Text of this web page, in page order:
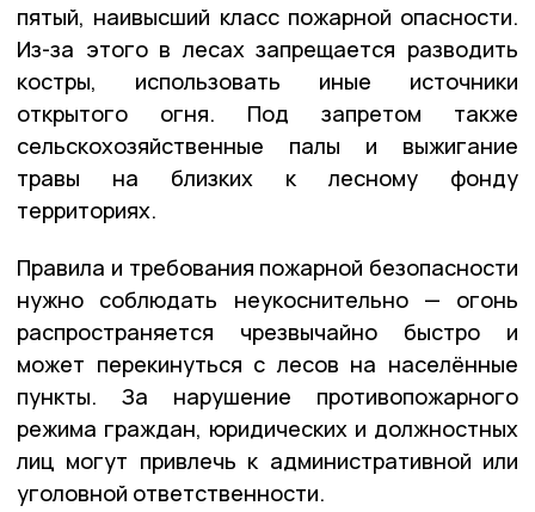
пятый, наивысший класс пожарной опасности.
Из-за этого в лесах запрещается разводить
костры, использовать иные источники
открытого огня. Под запретом также
сельскохозяйственные палы и выжигание
травы на близких к лесному фонду
территориях.
Правила и требования пожарной безопасности
нужно соблюдать неукоснительно — огонь
распространяется чрезвычайно быстро и
может перекинуться с лесов на населённые
пункты. За нарушение противопожарного
режима граждан, юридических и должностных
лиц могут привлечь к административной или
уголовной ответственности.